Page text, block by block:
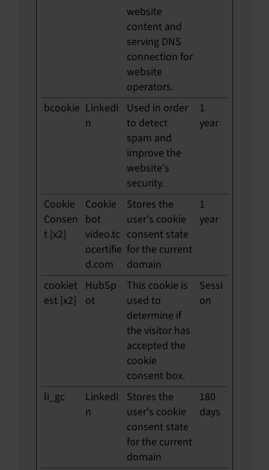
website
content and
serving DNS
connection for
website
operators.
bcookie LinkedI
n
Used in order
to detect
spam and
improve the
website's
security.
1
year
Cookie
Consen
t [x2]
Cookie
bot
video.tc
ocertifie
d.com
Stores the
user's cookie
consent state
for the current
domain
1
year
cookiet
est [x2]
HubSp
ot
This cookie is
used to
determine if
the visitor has
accepted the
cookie
consent box.
Sessi
on
li_gc
LinkedI
n
Stores the
user's cookie
consent state
for the current
domain
180
days